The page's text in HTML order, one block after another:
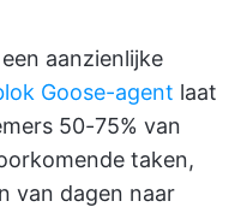
aanzienlijke
Goose-agent laat
50-75% van
taken,
van dagen naar